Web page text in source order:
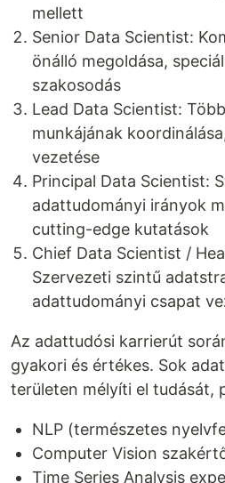
mellett
Senior Data Scientist:
önálló megoldása,
szakosodás
Lead Data Scientist:
munkájának
vezetése
Principal Data Scientist:
adattudományi irányok
cutting-edge kutatások
Chief Data Scientist /
Szervezeti szintű
adattudományi csapat
Az adattudósi karrierút
gyakori és értékes. Sok
területen mélyíti el tudását,
NLP (természetes
Computer Vision
Time Series Analysis